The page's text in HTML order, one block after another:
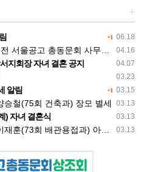
+
+1 06.18
04.16
고 총동문회 사무총장 소천 알림
04.07
지회장 자녀 결혼 공지
03.23
+1 03.15
알림
03.13
철(75회 건축과) 장모 별세
03.13
) 자녀 결혼식
03.13
(73회 배관용접과) 아들 혼사